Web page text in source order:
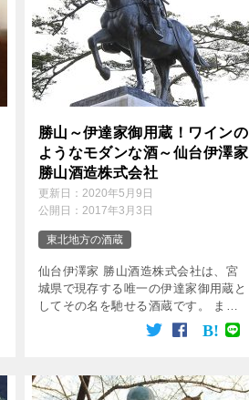
勝山～伊達家御用蔵！ワインの
ようなモダンな酒～仙台伊澤家
勝山酒造株式会社
更新日： 2020年5月9日
公開日： 2017年3月3日
東北地方の酒蔵
仙台伊澤家 勝山酒造株式会社は、宮
城県で現存する唯一の伊達家御用蔵と
してその名を馳せる酒蔵です。 まる
でブランデーのような、ロゴが刻まれ
たボトルとセンスの良いラベルは、ま